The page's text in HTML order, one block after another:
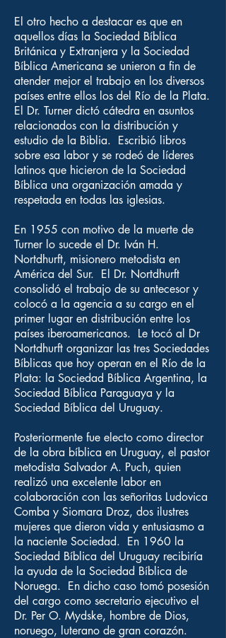
El otro hecho a destacar es que en
aquellos días la Sociedad Bíblica
Británica y Extranjera y la Sociedad
Bíblica Americana se unieron a fin de
atender mejor el trabajo en los diversos
países entre ellos los del Río de la Plata.
El Dr. Turner dictó cátedra en asuntos
relacionados con la distribución y
estudio de la Biblia. Escribió libros
sobre esa labor y se rodeó de líderes
latinos que hicieron de la Sociedad
Bíblica una organización amada y
respetada en todas las iglesias.
En 1955 con motivo de la muerte de
Turner lo sucede el Dr. Iván H.
Nortdhurft, misionero metodista en
América del Sur. El Dr. Nortdhurft
consolidó el trabajo de su antecesor y
colocó a la agencia a su cargo en el
primer lugar en distribución entre los
países iberoamericanos. Le tocó al Dr
Nortdhurft organizar las tres Sociedades
Bíblicas que hoy operan en el Río de la
Plata: la Sociedad Bíblica Argentina, la
Sociedad Bíblica Paraguaya y la
Sociedad Bíblica del Uruguay.
Posteriormente fue electo como director
de la obra bíblica en Uruguay, el pastor
metodista Salvador A. Puch, quien
realizó una excelente labor en
colaboración con las señoritas Ludovica
Comba y Siomara Droz, dos ilustres
mujeres que dieron vida y entusiasmo a
la naciente Sociedad. En 1960 la
Sociedad Bíblica del Uruguay recibiría
la ayuda de la Sociedad Bíblica de
Noruega. En dicho caso tomó posesión
del cargo como secretario ejecutivo el
Dr. Per O. Mydske, hombre de Dios,
noruego, luterano de gran corazón.